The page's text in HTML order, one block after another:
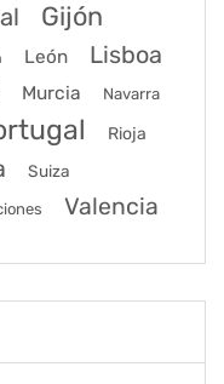
Gijón
León Lisboa
Murcia Navarra
Rioja
Suiza
Valencia